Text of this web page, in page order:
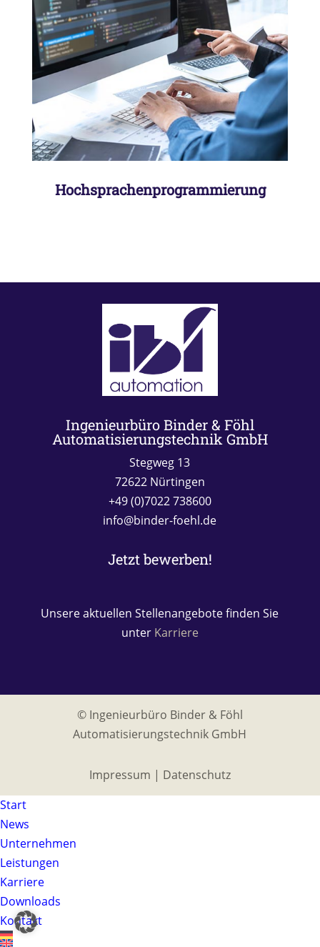
Hochsprachenprogrammierung
Programmierung in verschiedenen
Hochsprachen wie C#, C.net, etc. im
Haus oder mit Partnerunternehmen
Ingenieurbüro Binder & Föhl
Automatisierungstechnik GmbH
Stegweg 13
72622 Nürtingen
+49 (0)7022 738600
info@binder-foehl.de
Jetzt bewerben!
Unsere aktuellen Stellenangebote finden Sie
unter Karriere
© Ingenieurbüro Binder & Föhl
Automatisierungstechnik GmbH
Impressum | Datenschutz
Start
News
Unternehmen
Leistungen
Karriere
Downloads
Kontakt